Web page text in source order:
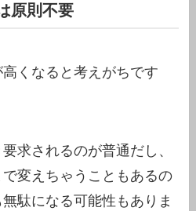
原則不要
くなると考えがちです
求されるのが普通だし、
変えちゃうこともあるの
駄になる可能性もありま